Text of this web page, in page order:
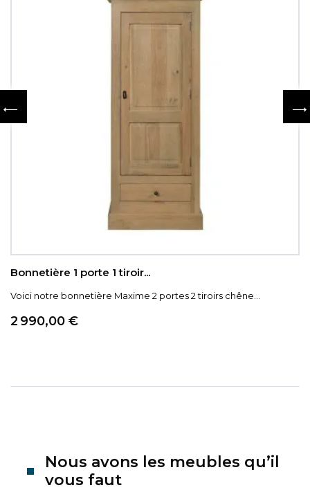
Bonnetière 1 porte 1 tiroir...
Voici notre bonnetière Maxime 2 portes 2 tiroirs chêne...
Prix
2 990,00 €
Nous avons les meubles qu’il
vous faut